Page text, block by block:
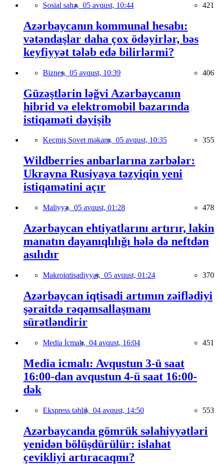
Sosial sahə, 05 avqust, 10:44 421
Azərbaycanın kommunal hesabı:
vətəndaşlar daha çox ödəyirlər, bəs
keyfiyyət tələb edə bilirlərmi?
Biznes, 05 avqust, 10:39 406
Güzəştlərin ləğvi Azərbaycanın
hibrid və elektromobil bazarında
istiqaməti dəyişib
Keçmiş Sovet məkanı, 05 avqust, 10:35 355
Wildberries anbarlarına zərbələr:
Ukrayna Rusiyaya təzyiqin yeni
istiqamətini açır
Maliyyə, 05 avqust, 01:28 478
Azərbaycan ehtiyatlarını artırır, lakin
manatın dayanıqlılığı hələ də neftdən
asılıdır
Makroiqtisadiyyat, 05 avqust, 01:24 370
Azərbaycan iqtisadi artımın zəiflədiyi
şəraitdə rəqəmsallaşmanı
sürətləndirir
Media İcmalı, 04 avqust, 16:04 451
Media icmalı: Avqustun 3-ü saat
16:00-dan avqustun 4-ü saat 16:00-
dək
Ekspress təhlil, 04 avqust, 14:50 553
Azərbaycanda gömrük səlahiyyətləri
yenidən bölüşdürülür: islahat
çevikliyi artıracaqmı?